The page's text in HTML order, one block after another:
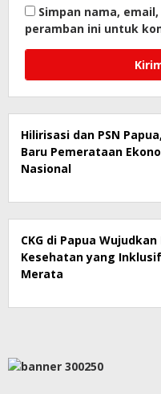
Simpan nama,
peramban ini untuk
Hilirisasi dan PSN
Baru Pemerataan
Nasional
CKG di Papua
Kesehatan yang
Merata